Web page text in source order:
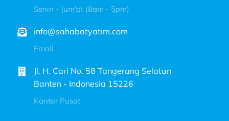
Senin - Jum'at (8am - 5pm)
info@sahabatyatim.com
Email
Jl. H. Cari No. 58 Tangerang Selatan
Banten - Indonesia 15226
Kantor Pusat